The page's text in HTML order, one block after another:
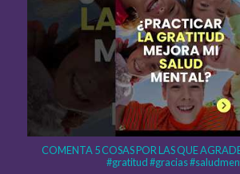
COMENTA 5 COSAS POR LAS QUE
#gratitud #gracias